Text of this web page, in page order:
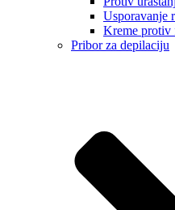
Usporavanje
Kreme protiv
Pribor za depilaciju